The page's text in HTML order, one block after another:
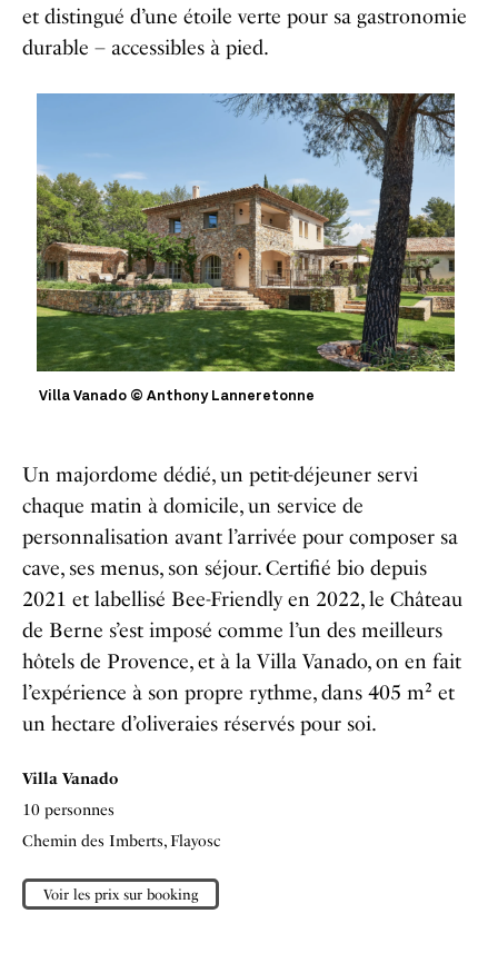
et distingué d’une étoile verte pour sa gastronomie
durable – accessibles à pied.
Villa Vanado © Anthony Lanneretonne
Un majordome dédié, un petit-déjeuner servi
chaque matin à domicile, un service de
personnalisation avant l’arrivée pour composer sa
cave, ses menus, son séjour. Certifié bio depuis
2021 et labellisé Bee-Friendly en 2022, le Château
de Berne s’est imposé comme l’un des meilleurs
hôtels de Provence, et à la Villa Vanado, on en fait
l’expérience à son propre rythme, dans 405 m² et
un hectare d’oliveraies réservés pour soi.
Villa Vanado
10 personnes
Chemin des Imberts, Flayosc
Voir les prix sur booking